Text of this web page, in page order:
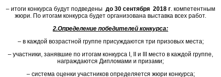
– итоги конкурса будут подведены до 30 сентября 2018 г . компетентным
жюри. По итогам конкурса будет организована выставка всех работ.
2.Определение победителей конкурса:
–в каждой возрастной группе присуждаются три призовых места;
– участники, занявшие по итогам конкурса I, II и III место в каждой группе,
награждаются Дипломами и призами;
–система оценки участников определяется жюри конкурса;